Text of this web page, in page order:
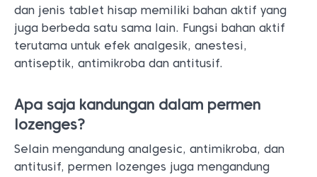
dan jenis tablet hisap memiliki bahan aktif yang
juga berbeda satu sama lain. Fungsi bahan aktif
terutama untuk efek analgesik, anestesi,
antiseptik, antimikroba dan antitusif.
Apa saja kandungan dalam permen
lozenges?
Selain mengandung analgesic, antimikroba, dan
antitusif, permen lozenges juga mengandung